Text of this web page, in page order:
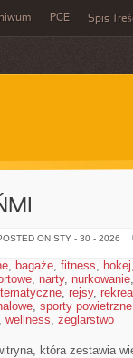
PGE Spis
ON STY - 30 - 2026
, bagaże, fitness, hokej,
, narty, nurkowanie,
, rejsy,
, sporty powietrzne
, wellness, żeglarstwo
która zestawia